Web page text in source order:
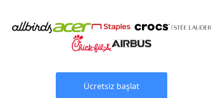
Ücretsiz başlat